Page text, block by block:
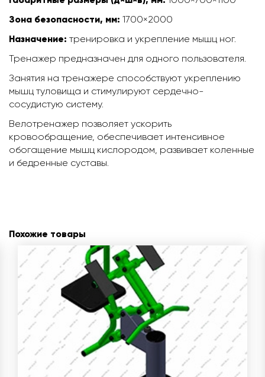
Зона безопасности, мм: 1700×2000
Назначение: тренировка и укрепление мышц ног.
Тренажер предназначен для одного пользователя.
Занятия на тренажере способствуют укреплению
мышц туловища и стимулируют сердечно-
сосудистую систему.
Велотренажер позволяет ускорить
кровообращение, обеспечивает интенсивное
обогащение мышц кислородом, развивает коленные
и бедренные суставы.
Похожие товары